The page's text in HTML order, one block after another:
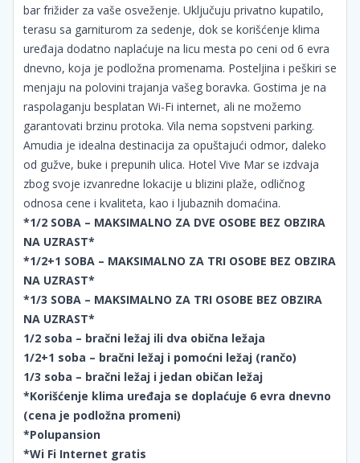
bar frižider za vaše osveženje. Uključuju privatno kupatilo,
terasu sa garniturom za sedenje, dok se korišćenje klima
uređaja dodatno naplaćuje na licu mesta po ceni od 6 evra
dnevno, koja je podložna promenama. Posteljina i peškiri se
menjaju na polovini trajanja vašeg boravka. Gostima je na
raspolaganju besplatan Wi-Fi internet, ali ne možemo
garantovati brzinu protoka. Vila nema sopstveni parking.
Amudia je idealna destinacija za opuštajući odmor, daleko
od gužve, buke i prepunih ulica. Hotel Vive Mar se izdvaja
zbog svoje izvanredne lokacije u blizini plaže, odličnog
odnosa cene i kvaliteta, kao i ljubaznih domaćina.
*1/2 SOBA – MAKSIMALNO ZA DVE OSOBE BEZ OBZIRA
NA UZRAST*
*1/2+1 SOBA – MAKSIMALNO ZA TRI OSOBE BEZ OBZIRA
NA UZRAST*
*1/3 SOBA – MAKSIMALNO ZA TRI OSOBE BEZ OBZIRA
NA UZRAST*
1/2 soba – bračni ležaj ili dva obična ležaja
1/2+1 soba – bračni ležaj i pomoćni ležaj (rančo)
1/3 soba – bračni ležaj i jedan običan ležaj
*Korišćenje klima uređaja se doplaćuje 6 evra dnevno
(cena je podložna promeni)
*Polupansion
*Wi Fi Internet gratis